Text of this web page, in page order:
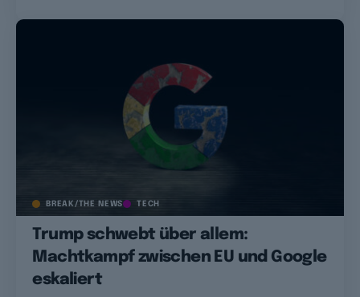
BREAK/THE NEWS TECH
Trump schwebt über allem:
Machtkampf zwischen EU und Google
eskaliert